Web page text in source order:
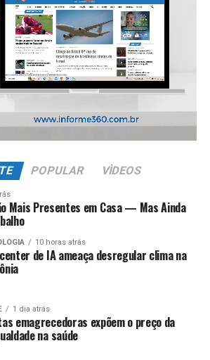
POPULAR VÌDEOS
Mais Presentes em Casa — Mas Ainda
10 horas atrás
de IA ameaça desregular clima na
1 dia atrás
emagrecedoras expõem o preço da
na saúde